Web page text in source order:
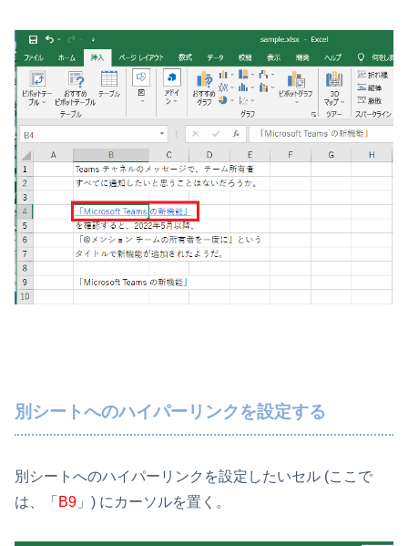
別シートへのハイパーリンクを設定する
別シートへのハイパーリンクを設定したいセル (ここで
は、「 B9 」) にカーソルを置く。